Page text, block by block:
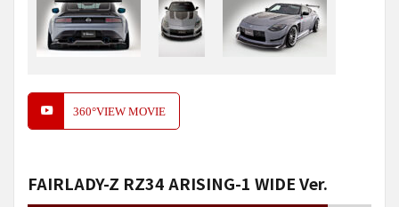
360°VIEW MOVIE
FAIRLADY-Z RZ34 ARISING-1 WIDE Ver.